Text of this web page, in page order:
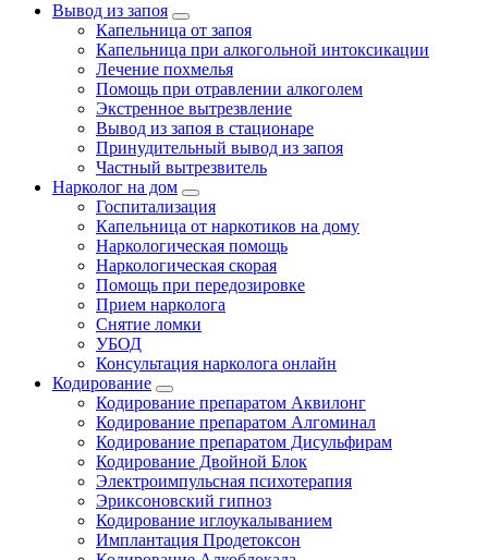
Вывод из запоя
Капельница от запоя
Капельница при алкогольной интоксикации
Лечение похмелья
Помощь при отравлении алкоголем
Экстренное вытрезвление
Вывод из запоя в стационаре
Принудительный вывод из запоя
Частный вытрезвитель
Нарколог на дом
Госпитализация
Капельница от наркотиков на дому
Наркологическая помощь
Наркологическая скорая
Помощь при передозировке
Прием нарколога
Снятие ломки
УБОД
Консультация нарколога онлайн
Кодирование
Кодирование препаратом Аквилонг
Кодирование препаратом Алгоминал
Кодирование препаратом Дисульфирам
Кодирование Двойной Блок
Электроимпульсная психотерапия
Эриксоновский гипноз
Кодирование иглоукалыванием
Имплантация Продетоксон